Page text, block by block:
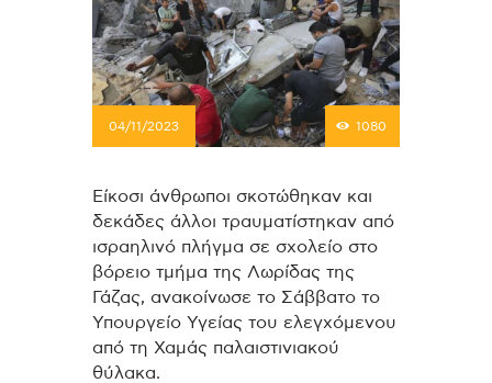
04/11/2023 1080
Είκοσι άνθρωποι σκοτώθηκαν και
δεκάδες άλλοι τραυματίστηκαν από
ισραηλινό πλήγμα σε σχολείο στο
βόρειο τμήμα της Λωρίδας της
Γάζας, ανακοίνωσε το Σάββατο το
Υπουργείο Υγείας του ελεγχόμενου
από τη Χαμάς παλαιστινιακού
θύλακα.